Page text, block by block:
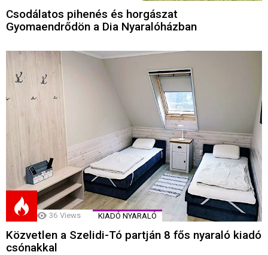
Csodálatos pihenés és horgászat
Gyomaendrődön a Dia Nyaralóházban
36 Views KIADÓ NYARALÓ
Közvetlen a Szelidi-Tó partján 8 fős nyaraló kiadó
csónakkal